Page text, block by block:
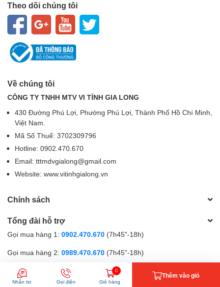
Hệ Thống Đèn LED – Kết Nối
Ổn Định – Anti-Ghosting 29
Phím
xanh , giúp tăng tính thẩm mỹ và tạo không khí gaming chuyên
nghiệp. Người dùng có thể dễ dàng điều chỉnh chế độ LED theo
sở thích.
Bàn phím sử dụng kết nối USB , tương thích với nhiều hệ điều
hành nhưWindows XP, Vista, 7, 8, 10, 11
driver. Với tính nănganti-ghosting 29 phím
nhận diện nhiều phím cùng lúc, đảm bảo không bị xung đột khi
thao tác nhanh.
Theo dõi chúng tôi
Về chúng tôi
CÔNG TY TNHH MTV VI TÍNH GIA LONG
430 Đường Phú Lợi, Phường Phú Lợi, Thành Phố Hồ Chí Minh,
Việt Nam.
Mã Số Thuế: 3702309796
Hotline: 0902.470.670
Email: tttmdvgialong@gmail.com
Website: www.vitinhgialong.vn
Chính sách
Tổng đài hỗ trợ
Gọi mua hàng 1: 0902.470.670 (7h45"-18h)
Gọi mua hàng 2: 0989.470.670 (7h45"-18h)
Gọi hỗ trợ kĩ thuật: 0867.470.670(9h-18h)
Nhắn tin Gọi điện
0
Giỏ hàng
Thêm vào giỏ